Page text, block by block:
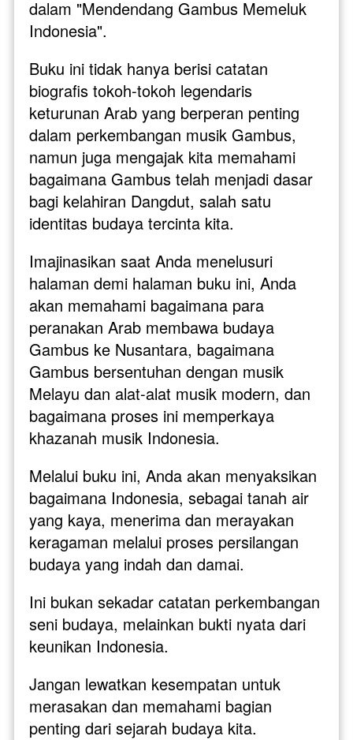
dalam "Mendendang Gambus Memeluk
Indonesia".
Buku ini tidak hanya berisi catatan
biografis tokoh-tokoh legendaris
keturunan Arab yang berperan penting
dalam perkembangan musik Gambus,
namun juga mengajak kita memahami
bagaimana Gambus telah menjadi dasar
bagi kelahiran Dangdut, salah satu
identitas budaya tercinta kita.
Imajinasikan saat Anda menelusuri
halaman demi halaman buku ini, Anda
akan memahami bagaimana para
peranakan Arab membawa budaya
Gambus ke Nusantara, bagaimana
Gambus bersentuhan dengan musik
Melayu dan alat-alat musik modern, dan
bagaimana proses ini memperkaya
khazanah musik Indonesia.
Melalui buku ini, Anda akan menyaksikan
bagaimana Indonesia, sebagai tanah air
yang kaya, menerima dan merayakan
keragaman melalui proses persilangan
budaya yang indah dan damai.
Ini bukan sekadar catatan perkembangan
seni budaya, melainkan bukti nyata dari
keunikan Indonesia.
Jangan lewatkan kesempatan untuk
merasakan dan memahami bagian
penting dari sejarah budaya kita.